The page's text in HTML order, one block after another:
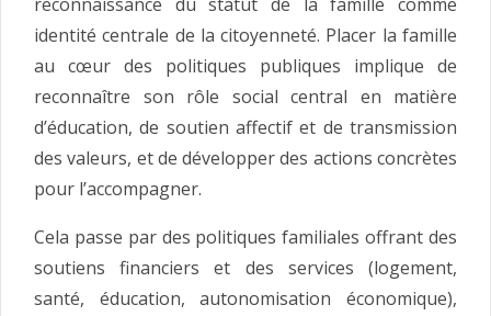
identité centrale de la citoyenneté. Placer la famille
au cœur des politiques publiques implique de
reconnaître son rôle social central en matière
d’éducation, de soutien affectif et de transmission
des valeurs, et de développer des actions concrètes
pour l’accompagner.
Cela passe par des politiques familiales offrant des
soutiens financiers et des services (logement,
santé, éducation, autonomisation économique),